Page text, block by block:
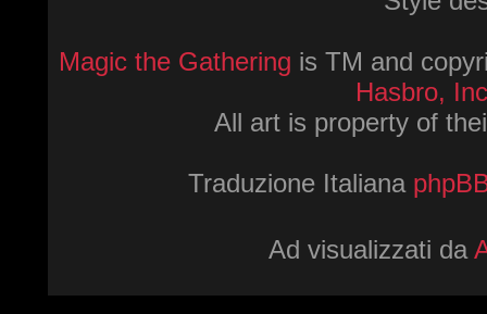
Magic the Gathering is TM and
Hasbro,
All art is property of
Traduzione Italiana
Ad visualizzati da